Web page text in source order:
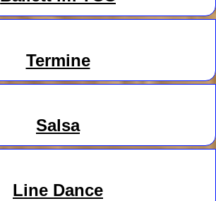
Termine
Salsa
Line Dance